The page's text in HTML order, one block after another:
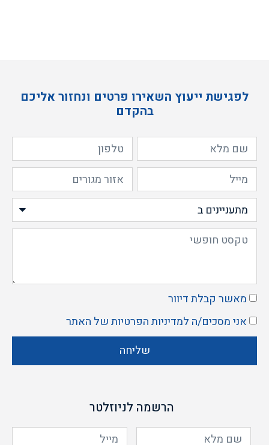
לפגישת ייעוץ השאירו פרטים ונחזור אליכם
בהקדם
מאשר קבלת דיוור
אני מסכים/ה למדיניות הפרטיותשל האתר
שליחה
הרשמה לניוזלטר